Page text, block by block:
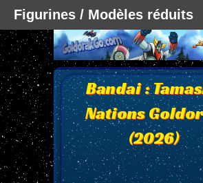
Bandai :
Nations
(2026)
Figurines / Modèles réduits